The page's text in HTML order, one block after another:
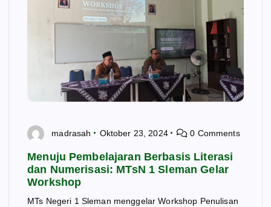
madrasah Oktober 23, 2024 0 Comments
Menuju Pembelajaran Berbasis Literasi
dan Numerisasi: MTsN 1 Sleman Gelar
Workshop
MTs Negeri 1 Sleman menggelar Workshop Penulisan